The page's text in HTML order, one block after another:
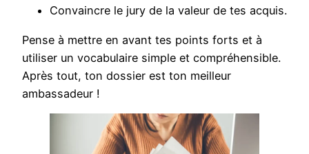
Convaincre le jury de la valeur de tes acquis.
Pense à mettre en avant tes points forts et à
utiliser un vocabulaire simple et compréhensible.
Après tout, ton dossier est ton meilleur
ambassadeur !